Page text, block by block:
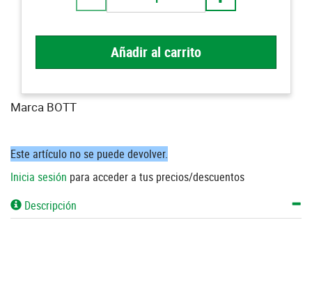
Añadir al carrito
Marca BOTT
Este artículo no se puede devolver.
Inicia sesión para acceder a tus precios/descuentos
Descripción